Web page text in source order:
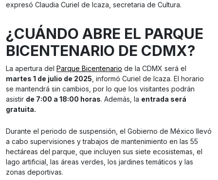
expresó Claudia Curiel de Icaza, secretaria de Cultura.
¿CUÁNDO ABRE EL PARQUE
BICENTENARIO DE CDMX?
La apertura del Parque Bicentenario de la CDMX será el
martes 1 de julio de 2025, informó Curiel de Icaza. El horario
se mantendrá sin cambios, por lo que los visitantes podrán
asistir de 7:00 a 18:00 horas. Además, la entrada será
gratuita.
Durante el periodo de suspensión, el Gobierno de México llevó
a cabo supervisiones y trabajos de mantenimiento en las 55
hectáreas del parque, que incluyen sus siete ecosistemas, el
lago artificial, las áreas verdes, los jardines temáticos y las
zonas deportivas.